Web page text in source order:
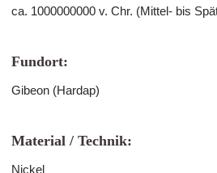
ca. 1000000000 v. Chr. (Mittel- bis
Fundort:
Gibeon (Hardap)
Material / Technik:
Nickel